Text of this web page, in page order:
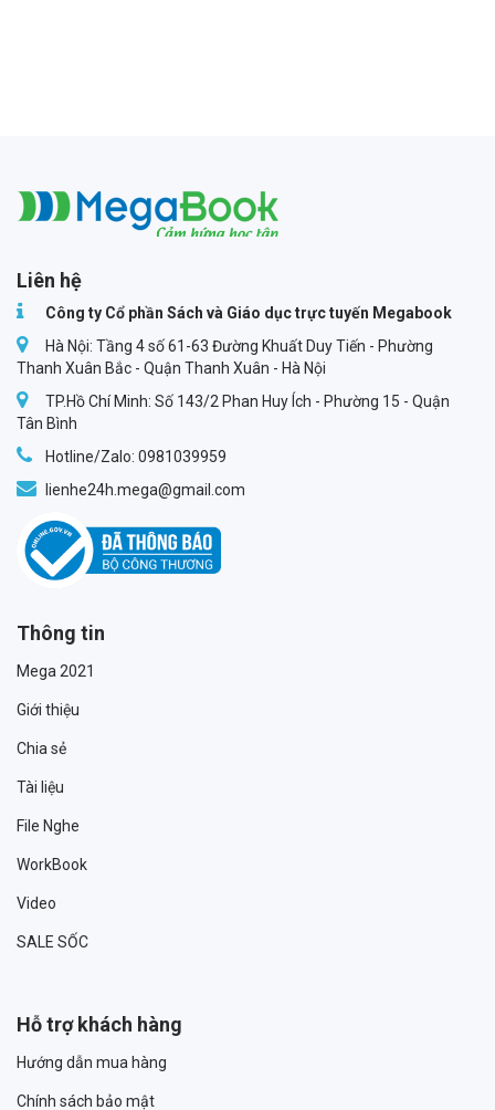
Liên hệ
Công ty Cổ phần Sách và Giáo dục trực tuyến Megabook
Hà Nội: Tầng 4 số 61-63 Đường Khuất Duy Tiến - Phường
Thanh Xuân Bắc - Quận Thanh Xuân - Hà Nội
TP.Hồ Chí Minh: Số 143/2 Phan Huy Ích - Phường 15 - Quận
Tân Bình
Hotline/Zalo: 0981039959
lienhe24h.mega@gmail.com
Thông tin
Mega 2021
Giới thiệu
Chia sẻ
Tài liệu
File Nghe
WorkBook
Video
SALE SỐC
Hỗ trợ khách hàng
Hướng dẫn mua hàng
Chính sách bảo mật